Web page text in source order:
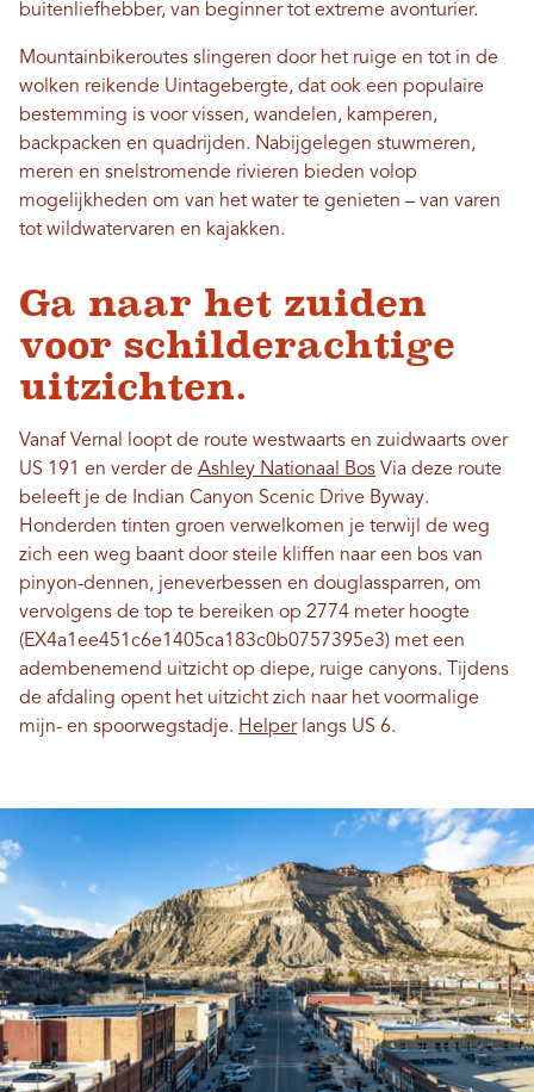
buitenliefhebber, van beginner tot extreme avonturier.
Mountainbikeroutes slingeren door het ruige en tot in de
wolken reikende Uintagebergte, dat ook een populaire
bestemming is voor vissen, wandelen, kamperen,
backpacken en quadrijden. Nabijgelegen stuwmeren,
meren en snelstromende rivieren bieden volop
mogelijkheden om van het water te genieten – van varen
tot wildwatervaren en kajakken.
Ga naar het zuiden
voor schilderachtige
uitzichten.
Vanaf Vernal loopt de route westwaarts en zuidwaarts over
US 191 en verder de Ashley Nationaal Bos Via deze route
beleeft je de Indian Canyon Scenic Drive Byway.
Honderden tinten groen verwelkomen je terwijl de weg
zich een weg baant door steile kliffen naar een bos van
pinyon-dennen, jeneverbessen en douglassparren, om
vervolgens de top te bereiken op 2774 meter hoogte
(EX4a1ee451c6e1405ca183c0b0757395e3) met een
adembenemend uitzicht op diepe, ruige canyons. Tijdens
de afdaling opent het uitzicht zich naar het voormalige
mijn- en spoorwegstadje. Helperlangs US 6.